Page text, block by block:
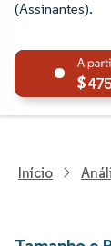
(Assinantes).
Início